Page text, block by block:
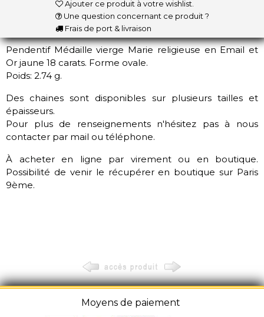
Ajouter ce produit à votre wishlist.
Une question concernant ce produit ?
Frais de port & livraison
Pendentif Médaille vierge Marie religieuse en Email et
Or jaune 18 carats. Forme ovale.
Poids: 2.74 g.
Des chaines sont disponibles sur plusieurs tailles et
épaisseurs.
Pour plus de renseignements n'hésitez pas à nous
contacter par mail ou téléphone.
À acheter en ligne par virement ou en boutique.
Possibilité de venir le récupérer en boutique sur Paris
9ème.
Moyens de paiement